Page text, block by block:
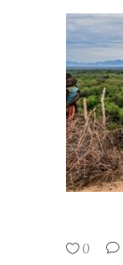
0